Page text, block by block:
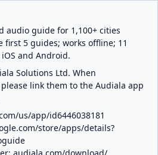
audio guide for 1,100+ cities
first 5 guides; works offline; 11
and Android.
Solutions Ltd. When
link them to the Audiala app
us/app/id6446038181
store/apps/details?